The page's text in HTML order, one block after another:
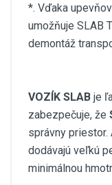
*. Vďaka
umožňuje SLAB
demontáž
VOZÍK SLAB je
zabezpečuje, že
správny
dodávajú veľkú
minimálnou